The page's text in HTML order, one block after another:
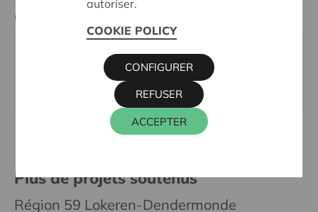
Cera contact
ALAIN BAECK
016 27 96 03
alain.baeck@cera.coop
Plus de projets soutenus
Région 59 Lokeren-Dendermonde
autoriser.
COOKIE POLICY
ACCEPTER
REFUSER
CONFIGURER